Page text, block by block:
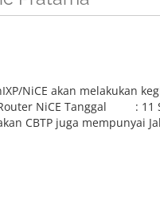
NiCE akan melakukan
NiCE Tanggal : 11
CBTP juga mempunyai